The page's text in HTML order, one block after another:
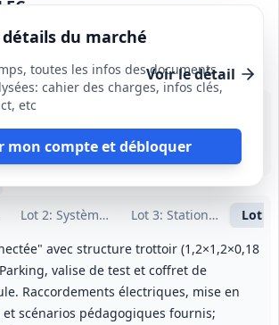
détails du marché
toutes les infos des documents
cahier des charges, infos clés,
etc
mon compte et débloquer
et de l'Artisanat de Région Nouvelle-
Voir le détail
avec stockage
Lot 2: Système pluri technologique —
Lot 3: Station de Lot
avec structure trottoir (1,2×1,2×0,18
valise de test et coffret de
Raccordements électriques, mise en
et scénarios pédagogiques fournis;
2026 au 31/12/2026)